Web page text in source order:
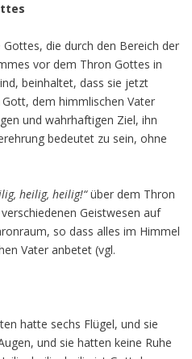
die durch den Bereich der
vor dem Thron Gottes in
beinhaltet, dass sie jetzt
dem himmlischen Vater
und wahrhaftigen Ziel, ihn
bedeutet zu sein, ohne
heilig, heilig!“über dem Thron
Geistwesen auf
so dass alles im Himmel
Vater anbetet (vgl.
hatte sechs Flügel, und sie
und sie hatten keine Ruhe